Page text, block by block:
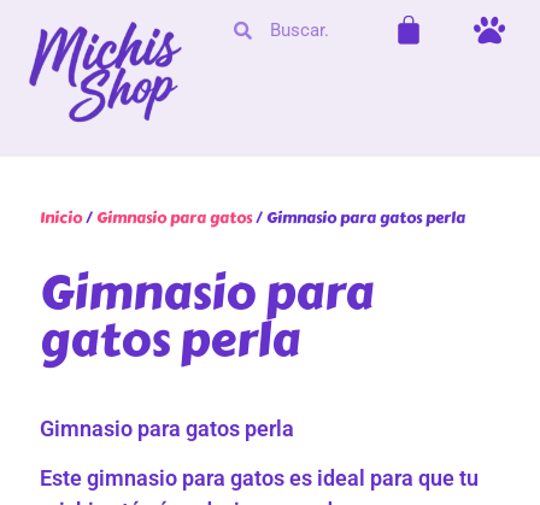
Inicio/Gimnasio para gatos/ Gimnasio para gatos perla
Gimnasio para
gatos perla
Gimnasio para gatos perla
Este gimnasio para gatos es ideal para que tu